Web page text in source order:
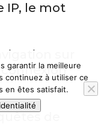
IP, le mot
sur
de
garantir la meilleure
continuez à utiliser ce
en êtes satisfait.